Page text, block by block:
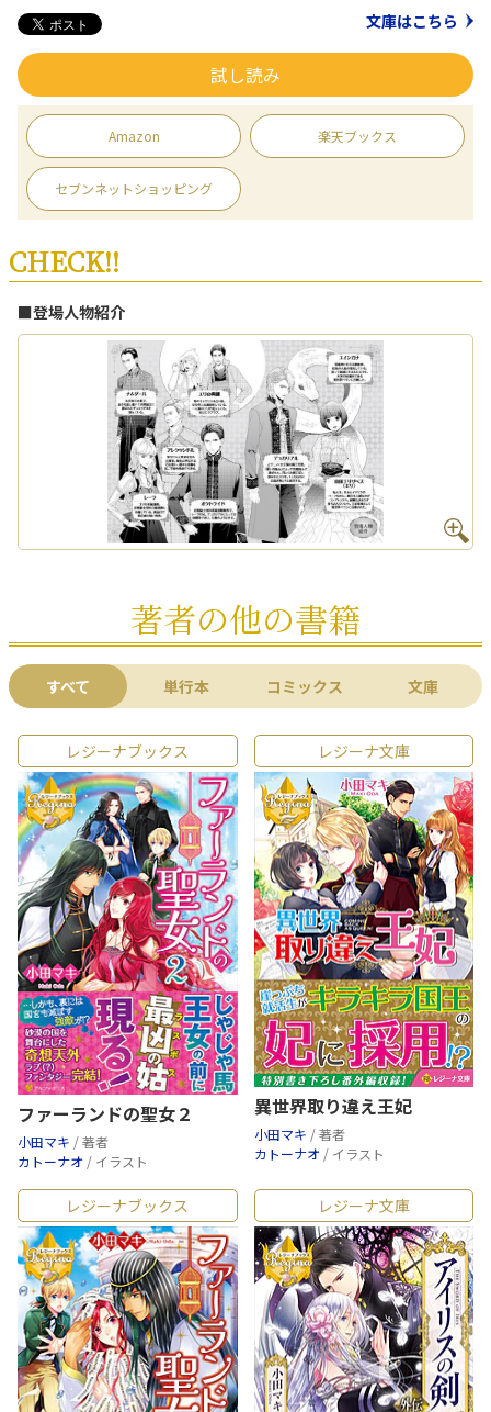
文庫はこちら
試し読み
Amazon 楽天ブックス
セブンネットショッピング
CHECK!!
■登場人物紹介
著者の他の書籍
すべて 単行本 コミックス 文庫
レジーナブックス
ファーランドの聖女２
小田マキ / 著者
カトーナオ / イラスト
レジーナ文庫
異世界取り違え王妃
小田マキ / 著者
カトーナオ / イラスト
レジーナブックス レジーナ文庫